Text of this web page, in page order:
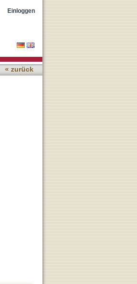
Einloggen
« zurück